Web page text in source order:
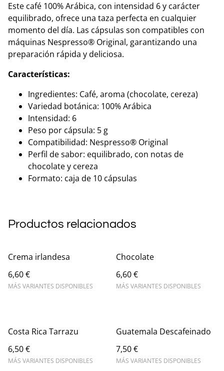
Este café 100% Arábica, con intensidad 6 y carácter
equilibrado, ofrece una taza perfecta en cualquier
momento del día. Las cápsulas son compatibles con
máquinas Nespresso® Original, garantizando una
preparación rápida y deliciosa.
Características:
Ingredientes: Café, aroma (chocolate, cereza)
Variedad botánica: 100% Arábica
Intensidad: 6
Peso por cápsula: 5 g
Compatibilidad: Nespresso® Original
Perfil de sabor: equilibrado, con notas de
chocolate y cereza
Formato: caja de 10 cápsulas
Productos relacionados
Crema irlandesa
6,60 €
MÁS VARIANTES DISPONIBLES
Chocolate
6,60 €
MÁS VARIANTES DISPONIBLES
Costa Rica Tarrazu
6,50 €
MÁS VARIANTES DISPONIBLES
Guatemala Descafeinado
7,50 €
MÁS VARIANTES DISPONIBLES